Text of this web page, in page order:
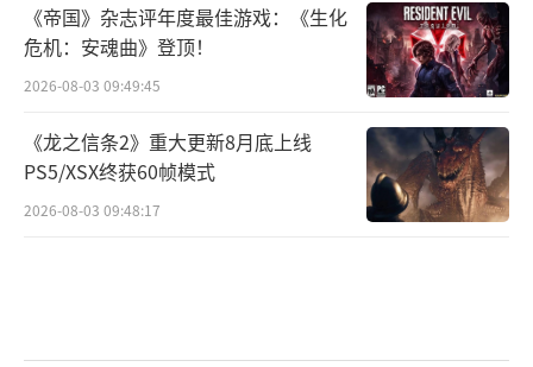
《帝国》杂志评年度最佳游戏：《生化
危机：安魂曲》登顶！
2026-08-03 09:49:45
《龙之信条2》重大更新8月底上线
PS5/XSX终获60帧模式
2026-08-03 09:48:17